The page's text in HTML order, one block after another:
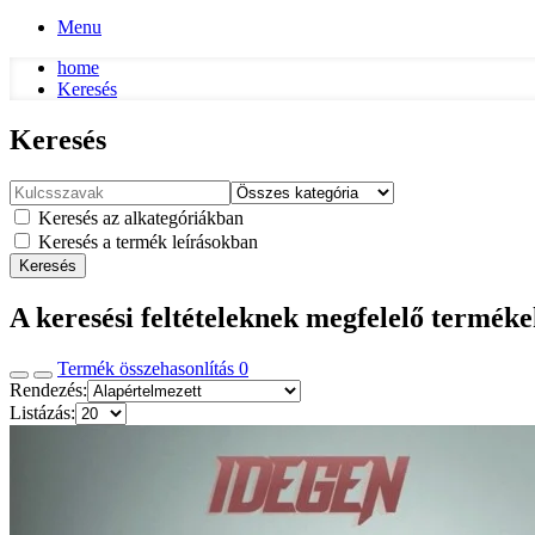
Menu
home
Keresés
Keresés
Keresés az alkategóriákban
Keresés a termék leírásokban
Keresés
A keresési feltételeknek megfelelő
Termék összehasonlítás 0
Rendezés:
Listázás: